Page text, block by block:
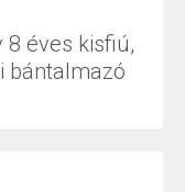
8 éves kisfiú,
bántalmazó